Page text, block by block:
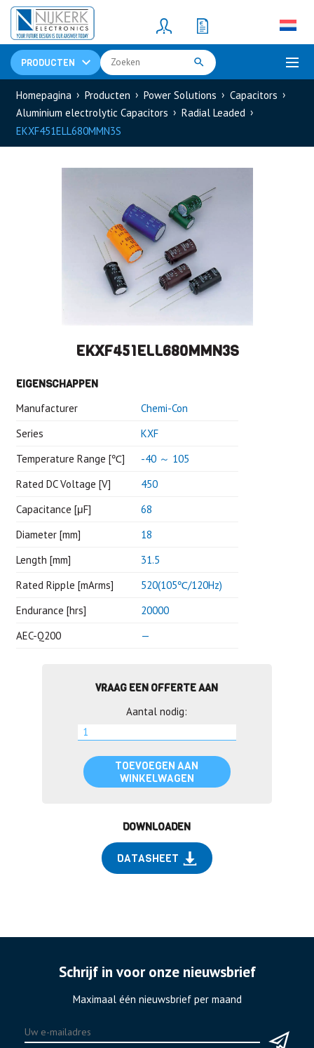
PRODUCTEN
Resistors(781)
Shunt Resistor
Homepagina Producten Power Solutions
Capacitors
Aluminium electrolytic Capacitors
Radial Leaded
EKXF451ELL680MMN3S
EKXF451ELL680MMN3S
EIGENSCHAPPEN
Manufacturer
Chemi-Con
Series
KXF
Temperature Range [℃]
-40 ～ 105
Rated DC Voltage [V]
450
Capacitance [μF]
68
Diameter [mm]
18
Length [mm]
31.5
Rated Ripple [mArms]
520(105℃/120Hz)
Endurance [hrs]
20000
AEC-Q200
—
VRAAG EEN OFFERTE AAN
Aantal nodig:
TOEVOEGEN AAN
WINKELWAGEN
DOWNLOADEN
DATASHEET
Schrijf in voor onze nieuwsbrief
Maximaal één nieuwsbrief per maand